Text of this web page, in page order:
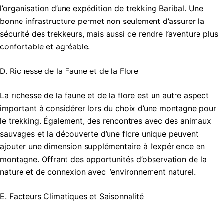
l’organisation d’une expédition de trekking Baribal. Une
bonne infrastructure permet non seulement d’assurer la
sécurité des trekkeurs, mais aussi de rendre l’aventure plus
confortable et agréable.
D. Richesse de la Faune et de la Flore
La richesse de la faune et de la flore est un autre aspect
important à considérer lors du choix d’une montagne pour
le trekking. Également, des rencontres avec des animaux
sauvages et la découverte d’une flore unique peuvent
ajouter une dimension supplémentaire à l’expérience en
montagne. Offrant des opportunités d’observation de la
nature et de connexion avec l’environnement naturel.
E. Facteurs Climatiques et Saisonnalité